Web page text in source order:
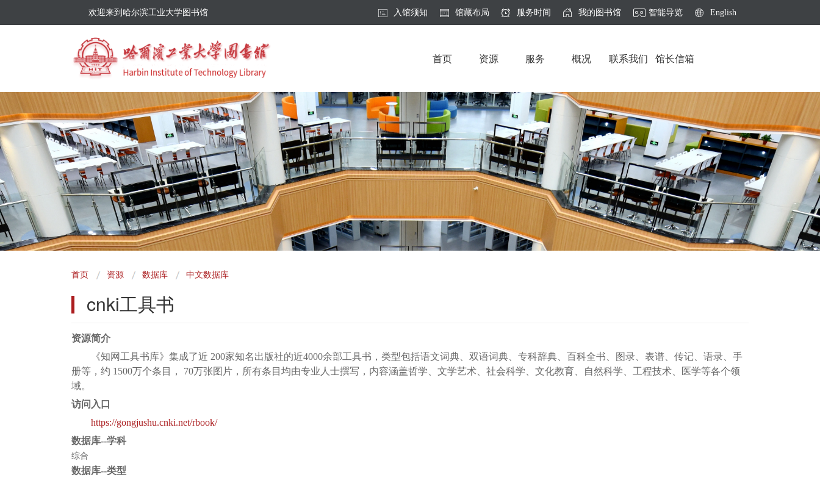
欢迎来到哈尔滨工业大学图书馆 入馆须知 馆藏布局 服务时间 我的图书馆 智能导览 English
首页 资源 服务 概况 联系我们 馆长信箱
包
屑
首页 资源 数据库 中文数据库
cnki工具书
资源简介
《知网工具书库》集成了近 200家知名出版社的近4000余部工具书，类型包括语文词典、双语词典、专科辞典、百科全书、图录、表谱、传记、语录、手
册等，约 1500万个条目， 70万张图片，所有条目均由专业人士撰写，内容涵盖哲学、文学艺术、社会科学、文化教育、自然科学、工程技术、医学等各个领
域。
访问入口
https://gongjushu.cnki.net/rbook/
数据库--学科
综合
数据库--类型